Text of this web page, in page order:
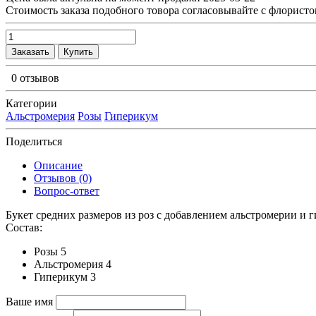
Cтоимость заказа подобного товора согласовывайте с
Заказать Купить
0 отзывов
Категории
Альстромерия Розы Гиперикум
Поделиться
Описание
Отзывов (0)
Вопрос-ответ
Букет средних размеров из роз c добавлением альстромерии и
Состав:
Розы 5
Альстромерия 4
Гиперикум 3
Ваше имя